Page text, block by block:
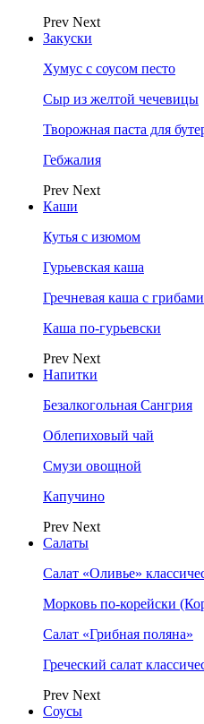
Prev Next
Закуски
Хумус с соусом песто
Сыр из желтой чечевицы
Творожная паста для
Гебжалия
Prev Next
Каши
Кутья с изюмом
Гурьевская каша
Гречневая каша с
Каша по-гурьевски
Prev Next
Напитки
Безалкогольная Сангрия
Облепиховый чай
Смузи овощной
Капучино
Prev Next
Салаты
Салат «Оливье»
Морковь по-корейски
Салат «Грибная поляна»
Греческий салат
Prev Next
Соусы